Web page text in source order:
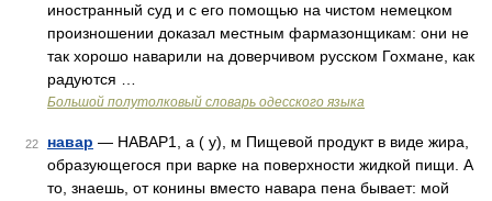
иностранный суд и с его помощью на чистом немецком
произношении доказал местным фармазонщикам: они не
так хорошо наварили на доверчивом русском Гохмане, как
радуются …
Большой полутолковый словарь одесского языка
22 навар — НАВАР1, а ( у), м Пищевой продукт в виде жира,
образующегося при варке на поверхности жидкой пищи. А
то, знаешь, от конины вместо навара пена бывает: мой